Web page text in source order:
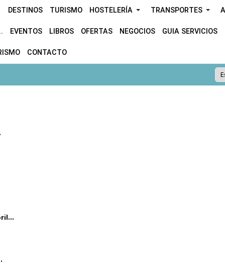
DESTINOS TURISMO HOSTELERÍA TRANSPORTES
EVENTOS LIBROS OFERTAS NEGOCIOS GUIA SERVICIOS
CONTACTO